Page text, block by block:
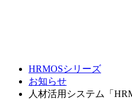
HRMOSシリーズ
お知らせ
人材活用システム「